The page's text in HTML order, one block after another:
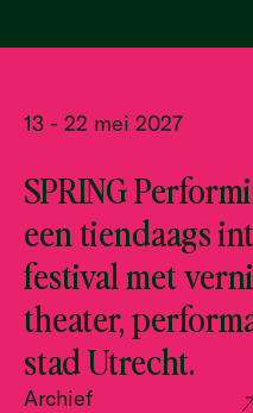
13 - 22 mei 2027
SPRING
een tiendaags
festival met
theater,
stad Utrecht.
Archief